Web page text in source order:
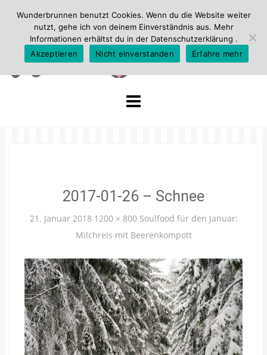
2017-01-26 – Schnee
21. Januar 2018 1200 × 800 Soulfood für den Januar:
Milchreis mit Beerenkompott
Wunderbrunnen benutzt Cookies. Wenn du die Website weiter
nutzt, gehe ich von deinem Einverständnis aus. Mehr
Informationen erhältst du in der Datenschutzerklärung .
Akzeptieren
Nicht einverstanden Erfahre mehr